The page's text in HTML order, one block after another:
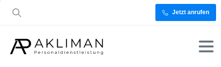
Jetzt anrufen